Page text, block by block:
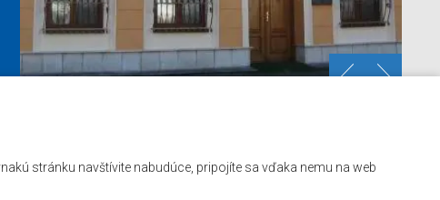
stránku navštívite nabudúce, pripojíte sa vďaka nemu na web